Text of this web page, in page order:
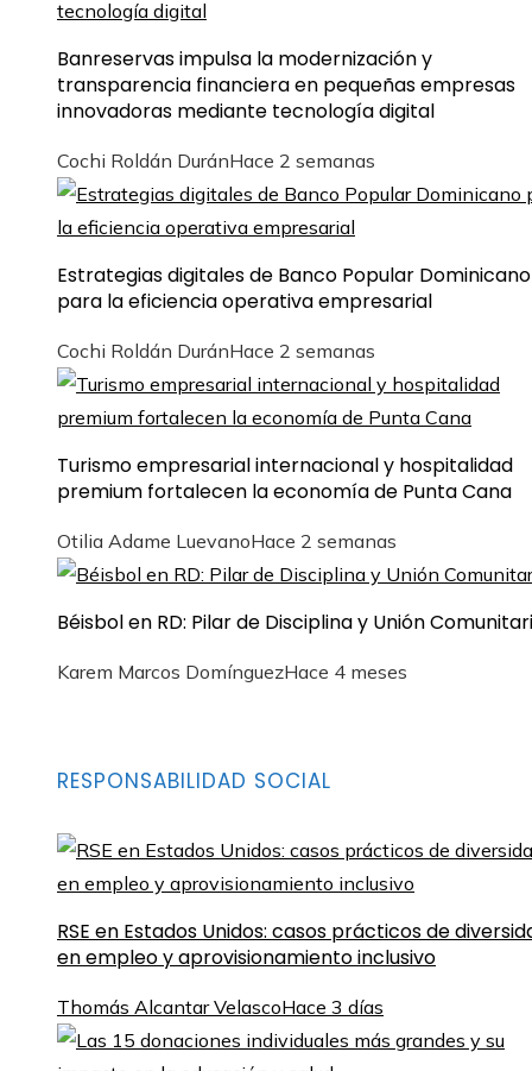
Banreservas impulsa la modernización y
transparencia financiera en pequeñas empresas
innovadoras mediante tecnología digital
Cochi Roldán DuránHace 2 semanas
Estrategias digitales de Banco Popular Dominicano
para la eficiencia operativa empresarial
Cochi Roldán DuránHace 2 semanas
Turismo empresarial internacional y hospitalidad
premium fortalecen la economía de Punta Cana
Otilia Adame LuevanoHace 2 semanas
Béisbol en RD: Pilar de Disciplina y Unión
Karem Marcos DomínguezHace 4 meses
RESPONSABILIDAD SOCIAL
RSE en Estados Unidos: casos prácticos de
en empleo y aprovisionamiento inclusivo
Thomás Alcantar VelascoHace 3 días